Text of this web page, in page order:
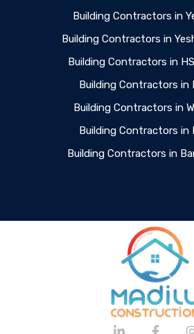
Building Contractors in
Building Contractors in
Building Contractors in
Building Contractors in
Building Contractors in
Building Contractors in
Building Contractors in